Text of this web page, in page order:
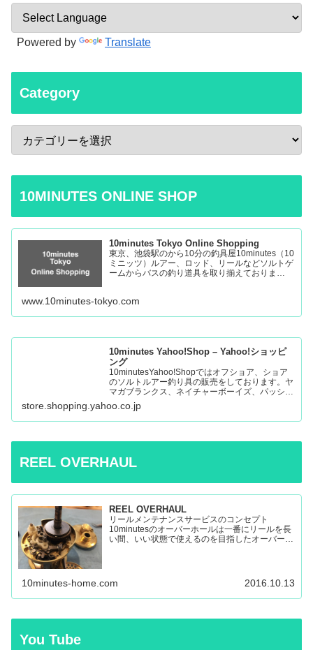
Powered by Translate
Category
10MINUTES ONLINE SHOP
10minutes Tokyo Online Shopping
東京、池袋駅のから10分の釣具屋10minutes（10
ミニッツ）ルアー、ロッド、リールなどソルトゲ
ームからバスの釣り道具を取り揃えておりま
www.10minutes-tokyo.com
10minutes Yahoo!Shop – Yahoo!ショッピ
ング
10minutesYahoo!Shopではオフショア、ショア
のソルトルアー釣り具の販売をしております。ヤ
マガブランクス、ネイチャーボーイズ、パッショ
ンズ、マシオなど:10minutes Yahoo!Shop – 通販
– LINEアカウント…
store.shopping.yahoo.co.jp
REEL OVERHAUL
REEL OVERHAUL
リールメンテナンスサービスのコンセプト
10minutesのオーバーホールは一番にリールを長
い間、いい状態で使えるのを目指したオーバーホ
10minutes-home.com 2016.10.13
You Tube